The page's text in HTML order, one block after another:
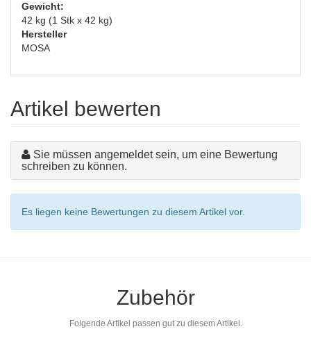
Gewicht:
42 kg (1 Stk x 42 kg)
Hersteller
MOSA
Artikel bewerten
Sie müssen angemeldet sein, um eine Bewertung
schreiben zu können.
Es liegen keine Bewertungen zu diesem Artikel vor.
Zubehör
Folgende Artikel passen gut zu diesem Artikel.